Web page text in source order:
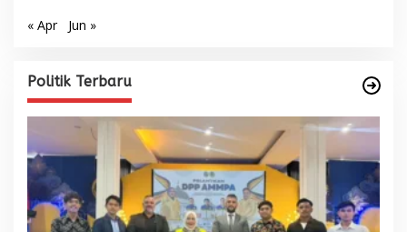
« Apr Jun »
Politik Terbaru